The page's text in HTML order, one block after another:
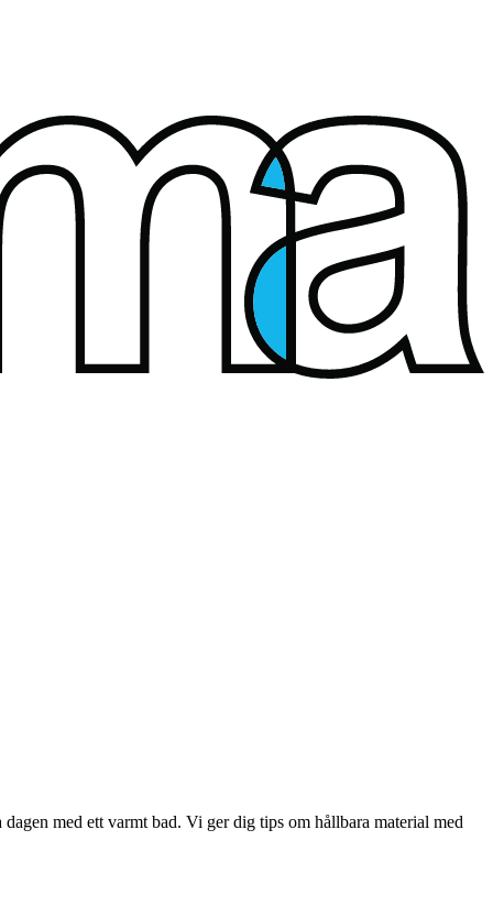
med ett varmt bad. Vi ger dig tips om hållbara material med